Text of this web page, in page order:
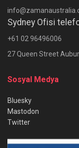
Sydney Ofisi
+61 02 96496006
27 Queen Street
Sosyal Medya
Bluesky
Mastodon
Twitter